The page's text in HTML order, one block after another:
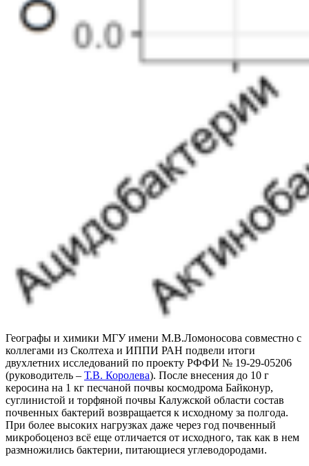
Географы и химики МГУ имени М.В.Ломоносова совместно с
коллегами из Сколтеха и ИППИ РАН подвели итоги
двухлетних исследований по проекту РФФИ № 19-29-05206
(руководитель – Т.В. Королева). После внесения до 10 г
керосина на 1 кг песчаной почвы космодрома Байконур,
суглинистой и торфяной почвы Калужской области состав
почвенных бактерий возвращается к исходному за полгода.
При более высоких нагрузках даже через год почвенный
микробоценоз всё еще отличается от исходного, так как в нем
размножились бактерии, питающиеся углеводородами.